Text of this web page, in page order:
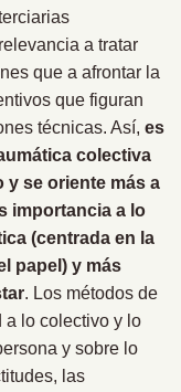
a tratar
que a afrontar la
que figuran
técnicas. Así, es
colectiva
y se oriente más a
importancia a lo
(centrada en la
papel) y más
. Los métodos de
a lo colectivo y lo
y sobre lo
las